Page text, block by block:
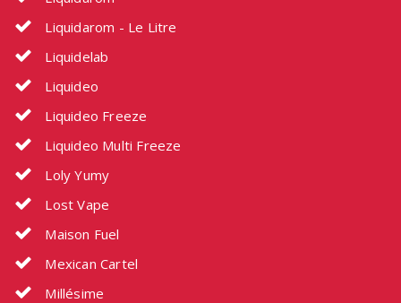
Liquidarom - Le Litre
Liquidelab
Liquideo
Liquideo Freeze
Liquideo Multi Freeze
Loly Yumy
Lost Vape
Maison Fuel
Mexican Cartel
Millésime